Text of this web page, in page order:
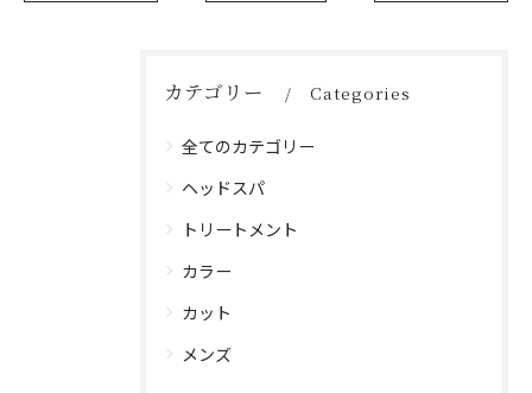
カテゴリー Categories
全てのカテゴリー
ヘッドスパ
トリートメント
カラー
カット
メンズ